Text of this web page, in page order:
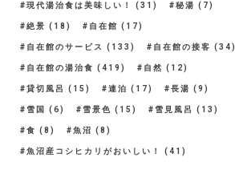
現代湯治食は美味しい！ (31) 秘湯 (7)
絶景 (18) 自在館 (17)
自在館のサービス (133) 自在館の接客 (34)
自在館の湯治食 (419) 自然 (12)
貸切風呂 (15) 連泊 (17) 長湯 (9)
雪国 (6) 雪景色 (15) 雪見風呂 (13)
食 (8) 魚沼 (8)
魚沼産コシヒカリがおいしい！ (41)